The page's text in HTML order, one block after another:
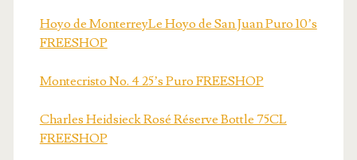
Hoyo de MonterreyLe Hoyo de San Juan Puro 10’s
FREESHOP
Montecristo No. 4 25’s Puro FREESHOP
Charles Heidsieck Rosé Réserve Bottle 75CL
FREESHOP